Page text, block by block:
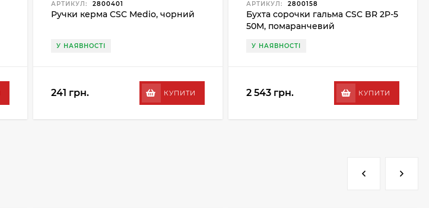
АРТИКУЛ: 2800401
Ручки керма CSC Medio, чорний
У НАЯВНОСТІ
241 грн. КУПИТИ
АРТИКУЛ: 2800158
Бухта сорочки гальма CSC BR 2P-5
50M, помаранчевий
У НАЯВНОСТІ
2 543 грн. КУПИТИ